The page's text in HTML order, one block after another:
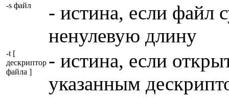
-s файл
- истина, если файл
ненулевую длину
-t [
дескриптор
файла ]
- истина, если
указанным